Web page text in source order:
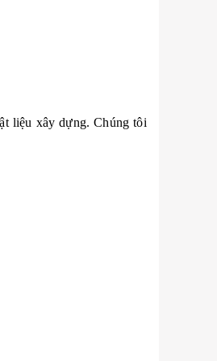
liệu xây dựng. Chúng tôi